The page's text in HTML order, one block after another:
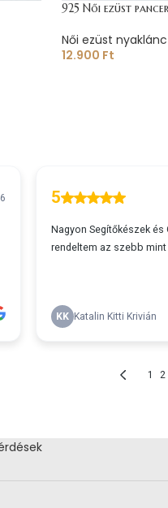
925 Női ezüst
Női ezüst nyaklánc
12.900 Ft